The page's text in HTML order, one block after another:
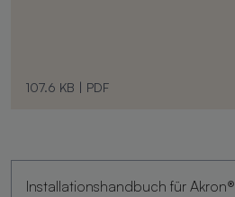
107.6 KB | PDF
Installationshandbuch für Akron®